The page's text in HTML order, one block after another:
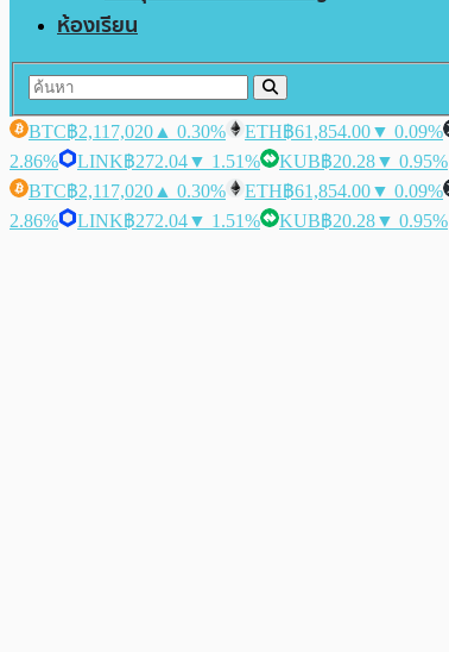
ห้องเรียน
BTC฿2,117,020 ▲ 0.30% ETH฿61,854.00▼ 0.09%
2.86%
LINK฿272.04▼ 1.51% KUB฿20.28▼ 0.95%
BTC฿2,117,020 ▲ 0.30% ETH฿61,854.00▼ 0.09%
2.86%
LINK฿272.04▼ 1.51% KUB฿20.28▼ 0.95%